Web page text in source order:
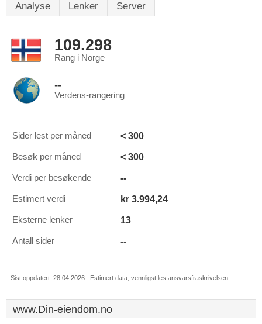
Analyse Lenker Server
109.298
Rang i Norge
--
Verdens-rangering
Sider lest per måned < 300
Besøk per måned < 300
Verdi per besøkende --
Estimert verdi kr 3.994,24
Eksterne lenker 13
Antall sider --
Sist oppdatert: 28.04.2026 . Estimert data, vennligst les ansvarsfraskrivelsen.
www.Din-eiendom.no